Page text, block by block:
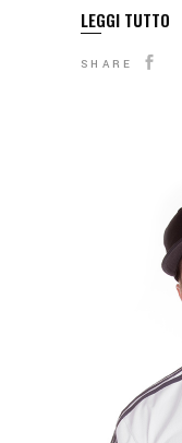
LEGGI TUTTO
SHARE